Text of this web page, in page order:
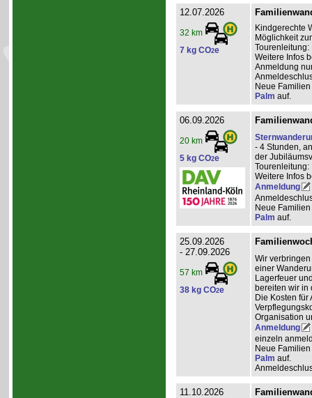
12.07.2026
32 km
7 kg CO2e
Kindgerechte
Möglichkeit
Tourenleitung:
Weitere Infos
Anmeldung
Neue
Palm auf.
06.09.2026
20 km
5 kg CO2e
- 4 Stunden,
der
Tourenleitung:
Weitere Infos
Anmeldung
Neue
Palm auf.
25.09.2026
- 27.09.2026
57 km
38 kg CO2e
Wir
einer
Lagerfeuer
bereiten wir in
Die Kosten
Organisation
Anmeldung
einzeln
Neue
Palm auf.
11.10.2026